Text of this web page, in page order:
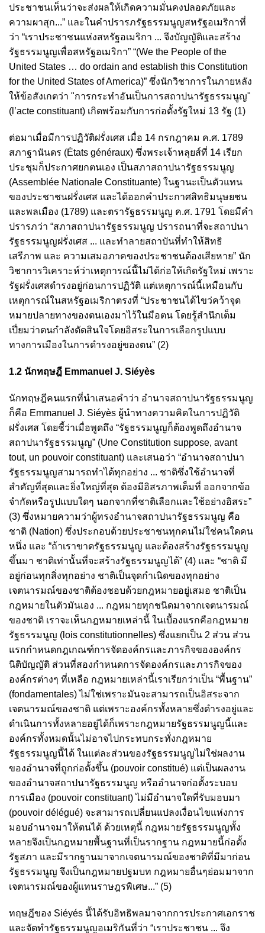
ประชาชนเห็นว่าจะส่งผลให้เกิดความมั่นคงปลอดภัยและ
ความผาสุก...” และในคำปรารภรัฐธรรมนูญสหรัฐอเมริกาที่
ว่า “เราประชาชนแห่งสหรัฐอเมริกา ... จึงบัญญัติและสร้าง
รัฐธรรมนูญเพื่อสหรัฐอเมริกา” “(We the People of the
United States … do ordain and establish this Constitution
for the United States of America)” ซึ่งนักวิชาการในภายหลัง
ให้ข้อสังเกตว่า "การกระทำอันเป็นการสถาปนารัฐธรรมนูญ"
(l’acte constituant) เกิดพร้อมกับการก่อตั้งรัฐใหม่ 13 รัฐ (1)
ต่อมาเมื่อมีการปฏิวัติฝรั่งเศส เมื่อ 14 กรกฎาคม ค.ศ. 1789
สภาฐานันดร (États généraux) ซึ่งพระเจ้าหลุยส์ที่ 14 เรียก
ประชุมก็ประกาศยกตนเอง เป็นสภาสถาปนารัฐธรรมนูญ
(Assemblée Nationale Constituante) ในฐานะเป็นตัวแทน
ของประชาชนฝรั่งเศส และได้ออกคำประกาศสิทธิมนุษยชน
และพลเมือง (1789) และตรารัฐธรรมนูญ ค.ศ. 1791 โดยมีคำ
ปรารภว่า “สภาสถาปนารัฐธรรมนูญ ปรารถนาที่จะสถาปนา
รัฐธรรมนูญฝรั่งเศส ... และทำลายสถาบันที่ทำให้สิทธิ
เสรีภาพ และ ความเสมอภาคของประชาชนต้องเสียหาย” นัก
วิชาการวิเคราะห์ว่าเหตุการณ์นี้ไม่ได้ก่อให้เกิดรัฐใหม่ เพราะ
รัฐฝรั่งเศสดำรงอยู่ก่อนการปฏิวัติ แต่เหตุการณ์นี้เหมือนกับ
เหตุการณ์ในสหรัฐอเมริกาตรงที่ “ประชาชนได้ไขว่คว้าจุด
หมายปลายทางของตนเองมาไว้ในมือตน โดยรู้สำนึกเต็ม
เปี่ยมว่าตนกำลังตัดสินใจโดยอิสระในการเลือกรูปแบบ
ทางการเมืองในการดำรงอยู่ของตน” (2)
1.2 นักทฤษฎี Emmanuel J. Siéyès
นักทฤษฎีคนแรกที่นำเสนอคำว่า อำนาจสถาปนารัฐธรรมนูญ
ก็คือ Emmanuel J. Siéyès ผู้นำทางความคิดในการปฏิวัติ
ฝรั่งเศส โดยชี้ว่าเมื่อพูดถึง “รัฐธรรมนูญก็ต้องพูดถึงอำนาจ
สถาปนารัฐธรรมนูญ” (Une Constitution suppose, avant
tout, un pouvoir constituant) และเสนอว่า “อำนาจสถาปนา
รัฐธรรมนูญสามารถทำได้ทุกอย่าง ... ชาติซึ่งใช้อำนาจที่
สำคัญที่สุดและยิ่งใหญ่ที่สุด ต้องมีอิสรภาพเต็มที่ ออกจากข้อ
จำกัดหรือรูปแบบใดๆ นอกจากที่ชาติเลือกและใช้อย่างอิสระ”
(3) ซึ่งหมายความว่าผู้ทรงอำนาจสถาปนารัฐธรรมนูญ คือ
ชาติ (Nation) ซึ่งประกอบด้วยประชาชนทุกคนไม่ใช่คนใดคน
หนึ่ง และ “ถ้าเราขาดรัฐธรรมนูญ และต้องสร้างรัฐธรรมนูญ
ขึ้นมา ชาติเท่านั้นที่จะสร้างรัฐธรรมนูญได้” (4) และ “ชาติ มี
อยู่ก่อนทุกสิ่งทุกอย่าง ชาติเป็นจุดกำเนิดของทุกอย่าง
เจตนารมณ์ของชาติต้องชอบด้วยกฎหมายอยู่เสมอ ชาติเป็น
กฎหมายในตัวมันเอง ... กฎหมายทุกชนิดมาจากเจตนารมณ์
ของชาติ เราจะเห็นกฎหมายเหล่านี้ ในเบื้องแรกคือกฎหมาย
รัฐธรรมนูญ (lois constitutionnelles) ซึ่งแยกเป็น 2 ส่วน ส่วน
แรกกำหนดกฎเกณฑ์การจัดองค์กรและภารกิจขององค์กร
นิติบัญญัติ ส่วนที่สองกำหนดการจัดองค์กรและภารกิจของ
องค์กรต่างๆ ที่เหลือ กฎหมายเหล่านี้เราเรียกว่าเป็น “พื้นฐาน”
(fondamentales) ไม่ใช่เพราะมันจะสามารถเป็นอิสระจาก
เจตนารมณ์ของชาติ แต่เพราะองค์กรทั้งหลายซึ่งดำรงอยู่และ
ดำเนินการทั้งหลายอยู่ได้ก็เพราะกฎหมายรัฐธรรมนูญนี้และ
องค์กรทั้งหมดนั้นไม่อาจไปกระทบกระทั่งกฎหมาย
รัฐธรรมนูญนี้ได้ ในแต่ละส่วนของรัฐธรรมนูญไม่ใช่ผลงาน
ของอำนาจที่ถูกก่อตั้งขึ้น (pouvoir constitué) แต่เป็นผลงาน
ของอำนาจสถาปนารัฐธรรมนูญ หรืออำนาจก่อตั้งระบอบ
การเมือง (pouvoir constituant) ไม่มีอำนาจใดที่รับมอบมา
(pouvoir délégué) จะสามารถเปลี่ยนแปลงเงื่อนไขแห่งการ
มอบอำนาจมาให้ตนได้ ด้วยเหตุนี้ กฎหมายรัฐธรรมนูญทั้ง
หลายจึงเป็นกฎหมายพื้นฐานที่เป็นรากฐาน กฎหมายนี้ก่อตั้ง
รัฐสภา และมีรากฐานมาจากเจตนารมณ์ของชาติที่มีมาก่อน
รัฐธรรมนูญ จึงเป็นกฎหมายปฐมบท กฎหมายอื่นๆย่อมมาจาก
เจตนารมณ์ของผู้แทนราษฎรพิเศษ...” (5)
ทฤษฎีของ Siéyés นี้ได้รับอิทธิพลมาจากการประกาศเอกราช
และจัดทำรัฐธรรมนูญอเมริกันที่ว่า “เราประชาชน ... จึง